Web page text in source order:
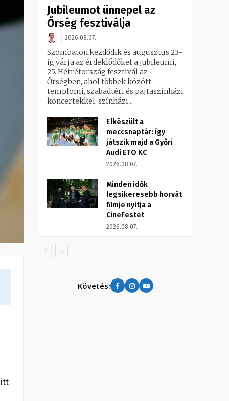
Jubileumot ünnepel az
Őrség fesztiválja
2026.08.07.
Szombaton kezdődik és augusztus 23-
ig várja az érdeklődőket a jubileumi,
25. Hétrétország fesztivál az
Őrségben, ahol többek között
templomi, szabadtéri és pajtaszínházi
koncertekkel, színházi...
Elkészült a
meccsnaptár: így
játszik majd a Győri
Audi ETO KC
2026.08.07.
Minden idők
legsikeresebb horvát
filmje nyitja a
CineFestet
2026.08.07.
Követés: